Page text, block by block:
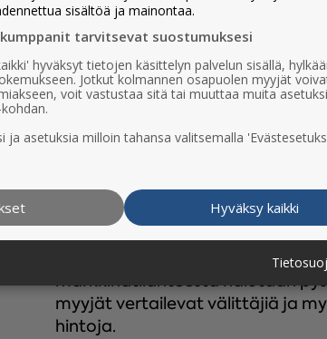
48% lukijoista on hakenut
(Paneelitutkimus Koti-Kalevan
ASUNTOKAUPAN
53% alle 40-vuotiaista ja 48%
hyödyllisimpänä asuntokaupan
Liitteessä
INSPIRAATIOTA JA
Lukijat silmäilevät ilmoituksia
markkinatilanteesta halutaan
myyjät vertailevat välittäjiä ja
hintoja.
sisältöä ja mainontaa.
kumppanit tarvitsevat suostumuksesi
hyväksyt tietojen käsittelyn palvelun sisällä,
Jotkut kolmannen osapuolen myyjät
voit vastustaa sitä tai muuttaa muita
ja asetuksia milloin tahansa valitsemalla
Hyväksy kaikki